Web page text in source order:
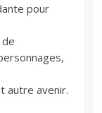
pour
autre avenir.